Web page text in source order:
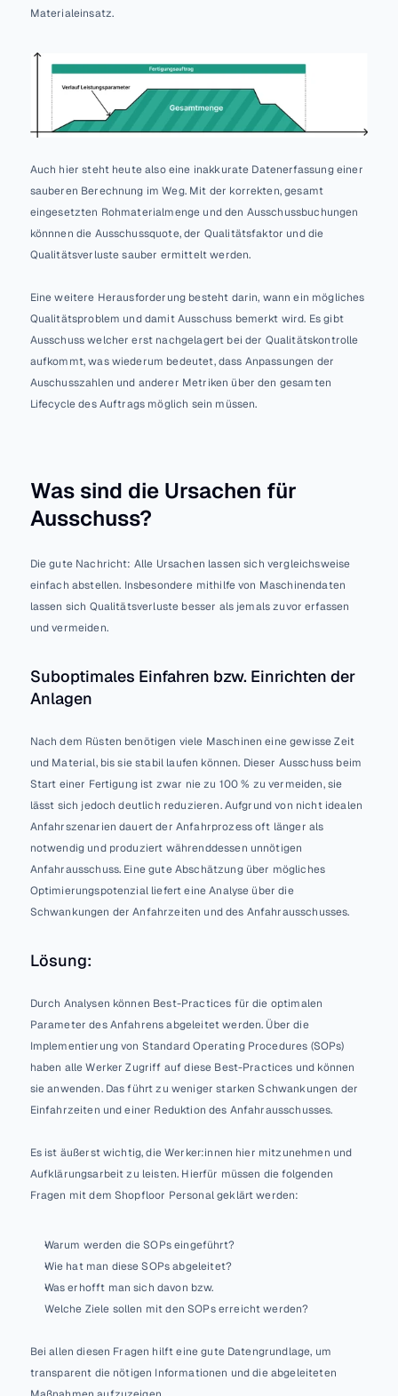
Materialeinsatz.
Auch hier steht heute also eine inakkurate Datenerfassung einer
sauberen Berechnung im Weg. Mit der korrekten, gesamt
eingesetzten Rohmaterialmenge und den Ausschussbuchungen
könnnen die Ausschussquote, der Qualitätsfaktor und die
Qualitätsverluste sauber ermittelt werden.
Eine weitere Herausforderung besteht darin, wann ein mögliches
Qualitätsproblem und damit Ausschuss bemerkt wird. Es gibt
Ausschuss welcher erst nachgelagert bei der Qualitätskontrolle
aufkommt, was wiederum bedeutet, dass Anpassungen der
Auschusszahlen und anderer Metriken über den gesamten
Lifecycle des Auftrags möglich sein müssen.
Was sind die Ursachen für
Ausschuss?
Die gute Nachricht: Alle Ursachen lassen sich vergleichsweise
einfach abstellen. Insbesondere mithilfe von Maschinendaten
lassen sich Qualitätsverluste besser als jemals zuvor erfassen
und vermeiden.
Suboptimales Einfahren bzw. Einrichten der
Anlagen
Nach dem Rüsten benötigen viele Maschinen eine gewisse Zeit
und Material, bis sie stabil laufen können. Dieser Ausschuss beim
Start einer Fertigung ist zwar nie zu 100 % zu vermeiden, sie
lässt sich jedoch deutlich reduzieren. Aufgrund von nicht idealen
Anfahrszenarien dauert der Anfahrprozess oft länger als
notwendig und produziert währenddessen unnötigen
Anfahrausschuss. Eine gute Abschätzung über mögliches
Optimierungspotenzial liefert eine Analyse über die
Schwankungen der Anfahrzeiten und des Anfahrausschusses.
Lösung:
Durch Analysen können Best-Practices für die optimalen
Parameter des Anfahrens abgeleitet werden. Über die
Implementierung von Standard Operating Procedures (SOPs)
haben alle Werker Zugriff auf diese Best-Practices und können
sie anwenden. Das führt zu weniger starken Schwankungen der
Einfahrzeiten und einer Reduktion des Anfahrausschusses.
Es ist äußerst wichtig, die Werker:innen hier mitzunehmen und
Aufklärungsarbeit zu leisten. Hierfür müssen die folgenden
Fragen mit dem Shopfloor Personal geklärt werden:
Warum werden die SOPs eingeführt?
Wie hat man diese SOPs abgeleitet?
Was erhofft man sich davon bzw.
Welche Ziele sollen mit den SOPs erreicht werden?
Bei allen diesen Fragen hilft eine gute Datengrundlage, um
transparent die nötigen Informationen und die abgeleiteten